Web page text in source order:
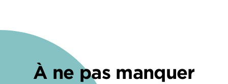
À ne pas manquer